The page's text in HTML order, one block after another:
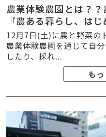
農業体験農園とは？
『農ある暮らし、は
12月7日(土)に農と野菜の
農業体験農園を通じて自
したり、採れ...
も